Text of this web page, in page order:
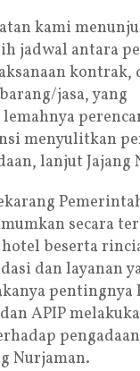
kami
jadwal antara
kontrak,
jasa, yang
menyulitkan
lanjut Jajang
secara
beserta
dan layanan
pentingnya
APIP
Nurjaman.